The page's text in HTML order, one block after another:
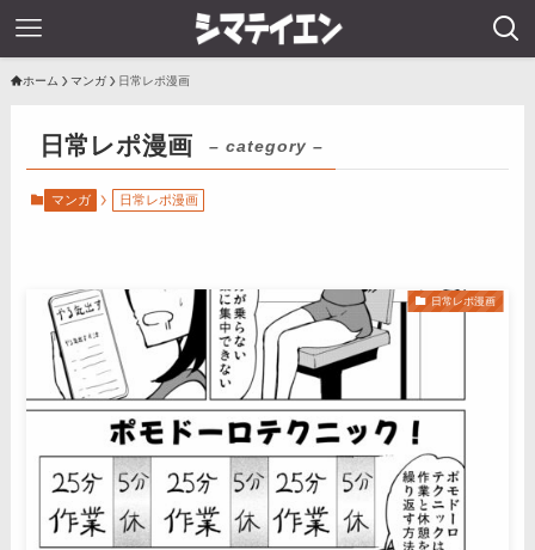
ホーム マンガ 日常レポ漫画
日常レポ漫画 – category –
マンガ 日常レポ漫画
日常レポ漫画